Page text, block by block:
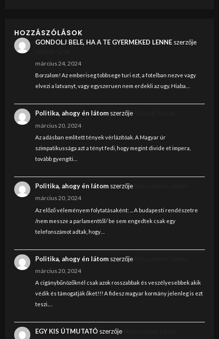
HOZZÁSZÓLÁSOK
GONDOLJ BELE, HA A TE GYERMEKED LENNEszerzője
március 24, 2024
Borzalom! Az emberiseg tobbsege turi ezt, a fotelban nezve vagy
elvezi a latvanyt, vagy egyszeruen nem erdekli az ugy. Hiaba…
Politika, ahogy én látomszerzője
március 20, 2024
Az adásban említett tények vérlázítóak. A Magyar úr
szimpatikussága azt a tényt fedi, hogy megint divide et impera,
tovább gyengíti…
Politika, ahogy én látomszerzője
március 20, 2024
Az előző véleményem folytatásaként: ... A budapesti rendészetre
/nem messze a parlamenttől/ be sem engedtek csak egy
telefonszámot adtak, hogy…
Politika, ahogy én látomszerzője
március 20, 2024
A cigánybűnözőknél csak azok rosszabbak és veszélyesebbek akik
védik és támogatják őket!!! A fidesz magyar kormány jelenleg is ezt
teszi.…
EGY KIS ÚTMUTATÓszerzője